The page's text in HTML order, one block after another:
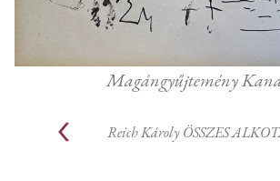
Magángyűjtemény
Reich Károly ÖSSZES